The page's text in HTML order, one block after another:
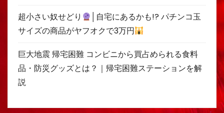
超小さい奴せどり
│自宅にあるかも!? パチンコ玉
サイズの商品がヤフオクで3万円
巨大地震 帰宅困難 コンビニから買占められる食料
品・防災グッズとは？｜帰宅困難ステーションを解
説